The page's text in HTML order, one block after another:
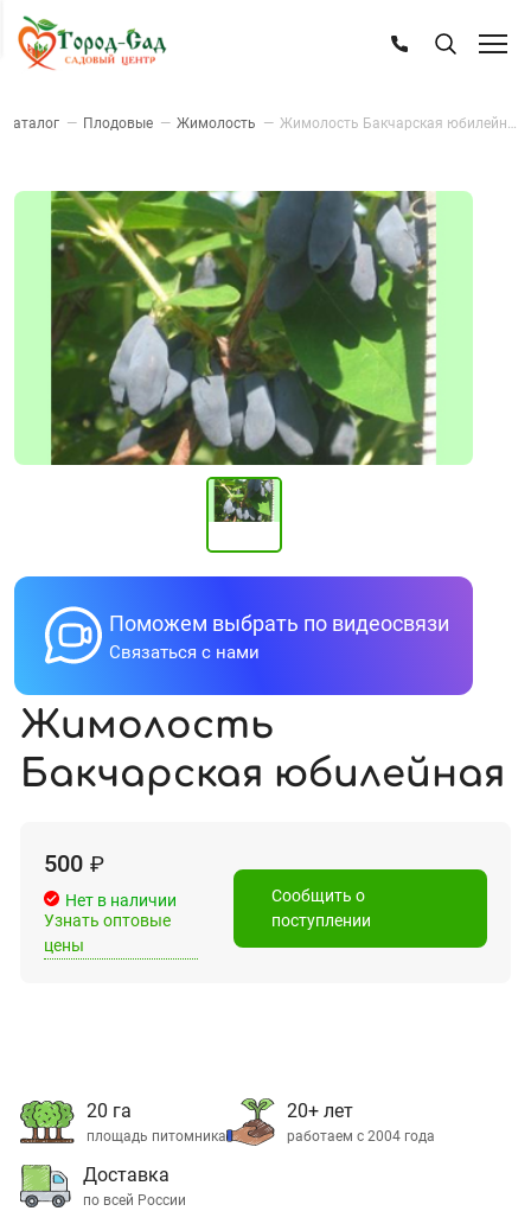
Каталог — Плодовые — Жимолость —
Поможем выбрать по видеосвязи
Связаться с нами
Жимолость
Бакчарская юбилейная
500 ₽
Нет в наличии
Узнать оптовые
цены
Сообщить о
поступлении
20 га
площадь питомника
20+ лет
работаем с 2004 года
Доставка
по всей России